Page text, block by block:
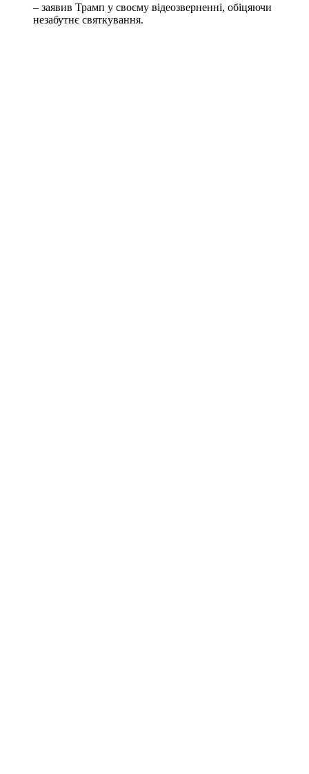
– заявив Трамп у своєму відеозверненні, обіцяючи
незабутнє святкування.